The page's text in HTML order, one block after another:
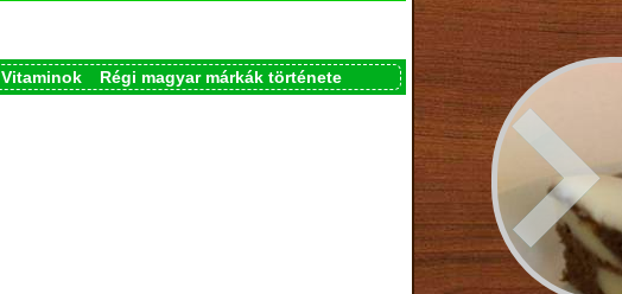
Vitaminok
Régi magyar márkák története